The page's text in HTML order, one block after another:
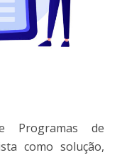
Programas de
como solução,